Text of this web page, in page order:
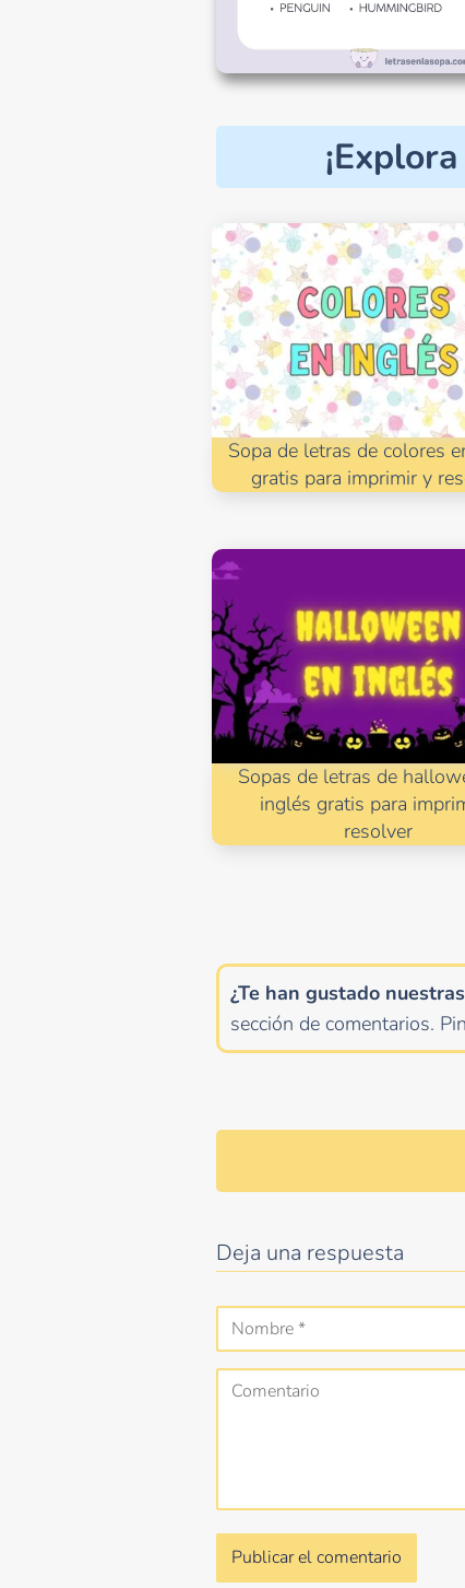
Sopa de letras de colores
gratis para imprimir y
Sopas de letras de
inglés gratis para
resolver
¿Te han gustado
sección de comentarios.
Deja una respuesta